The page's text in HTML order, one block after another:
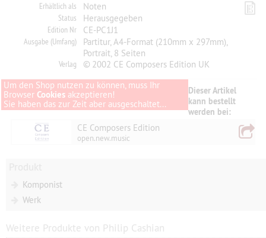
Erhältlich als Noten
Status Herausgegeben
Edition Nr CE-PC1J1
Ausgabe (Umfang)
Partitur, A4-Format (210mm x 297mm),
Portrait, 8 Seiten
Verlag
© 2002 CE Composers Edition UK
Um den Shop nutzen zu können, muss Ihr
Browser Cookies akzeptieren!
Sie haben das zur Zeit aber ausgeschaltet...
Dieser Artikel
kann bestellt
werden bei:
CE Composers Edition
open.new.music
Komponist
Werk
Weitere Produkte von Philip Cashian